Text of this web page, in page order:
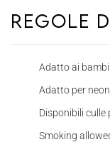
Regole
Adatto ai
Adatto per
Disponibili culle
Smoking